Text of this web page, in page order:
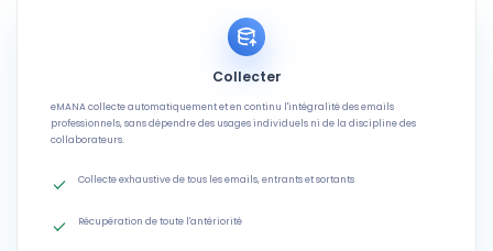
Collecter
eMANA collecte automatiquement et en continu l'intégralité des emails
professionnels, sans dépendre des usages individuels ni de la discipline des
collaborateurs.
Collecte exhaustive de tous les emails, entrants et sortants
Récupération de toute l'antériorité